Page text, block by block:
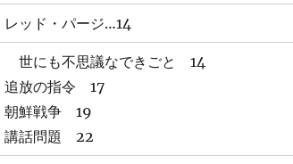
レッド・パージ…14
世にも不思議なできごと 14
追放の指令 17
朝鮮戦争 19
講話問題 22